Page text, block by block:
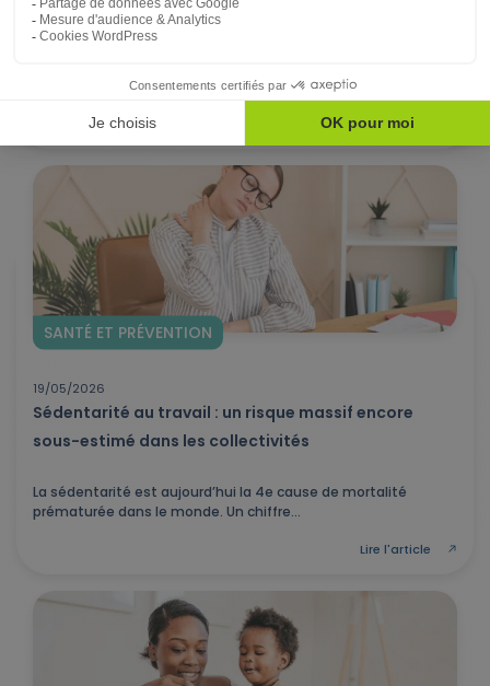
collective pour répondre à la pénurie
activité, soit une hausse...
Lire l'article
SANTÉ ET PRÉVENTION
19/05/2026
Sédentarité au travail : un risque massif encore
sous-estimé dans les collectivités
La sédentarité est aujourd’hui la 4e cause de mortalité
prématurée dans le monde. Un chiffre...
Lire l'article